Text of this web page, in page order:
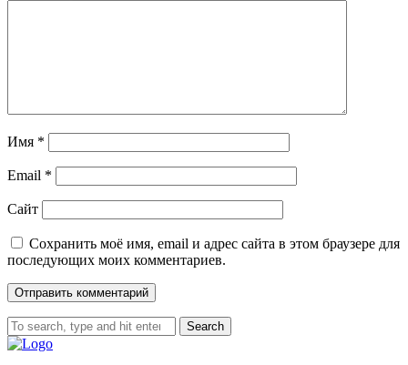
Имя *
Email *
Сайт
Сохранить моё имя, email и адрес сайта в этом браузере для
последующих моих комментариев.
Search